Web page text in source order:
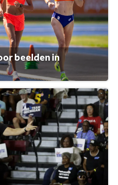
beelden in